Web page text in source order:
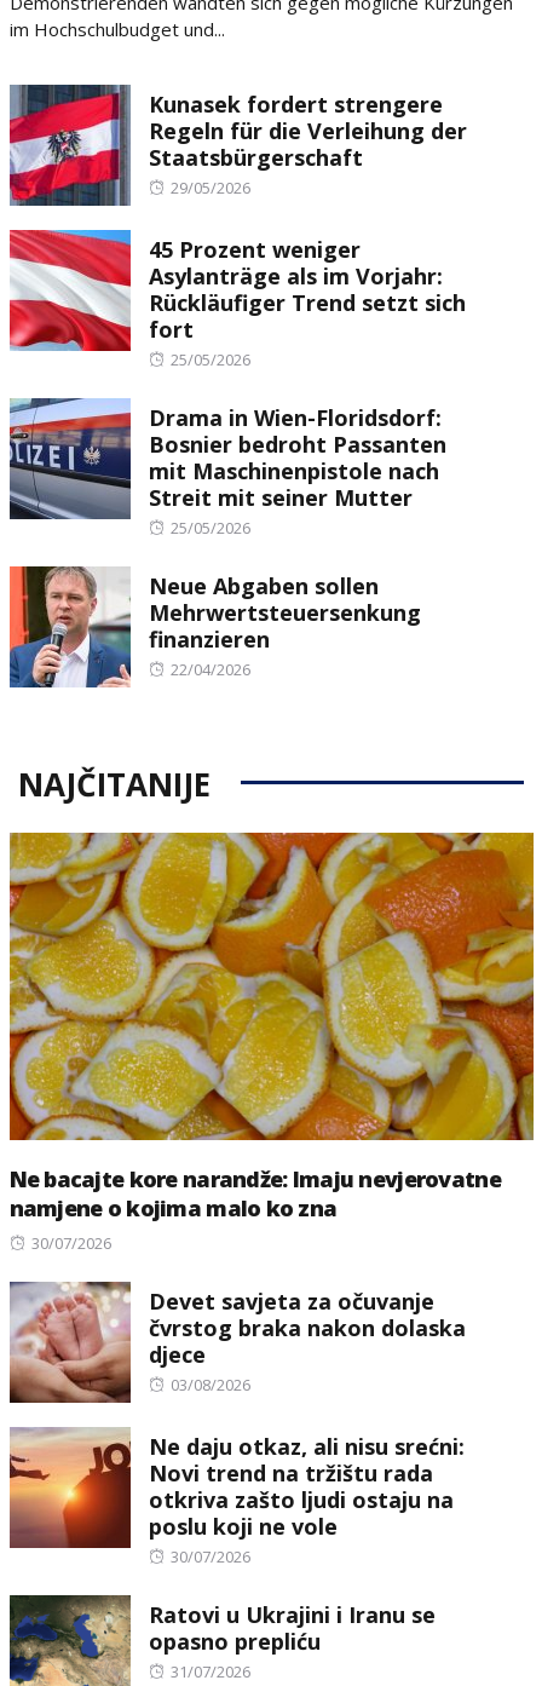
im Hochschulbudget und...
Kunasek fordert strengere
Regeln für die Verleihung der
Staatsbürgerschaft
Posted
29/05/2026
45 Prozent weniger
Asylanträge als im Vorjahr:
Rückläufiger Trend setzt sich
fort
Posted
25/05/2026
Drama in Wien-Floridsdorf:
Bosnier bedroht Passanten
mit Maschinenpistole nach
Streit mit seiner Mutter
Posted
25/05/2026
Neue Abgaben sollen
Mehrwertsteuersenkung
finanzieren
Posted
22/04/2026
NAJČITANIJE
Ne bacajte kore narandže: Imaju nevjerovatne
namjene o kojima malo ko zna
Posted
30/07/2026
Devet savjeta za očuvanje
čvrstog braka nakon dolaska
djece
Posted
03/08/2026
Ne daju otkaz, ali nisu srećni:
Novi trend na tržištu rada
otkriva zašto ljudi ostaju na
poslu koji ne vole
Posted
30/07/2026
Ratovi u Ukrajini i Iranu se
opasno prepliću
Posted
31/07/2026